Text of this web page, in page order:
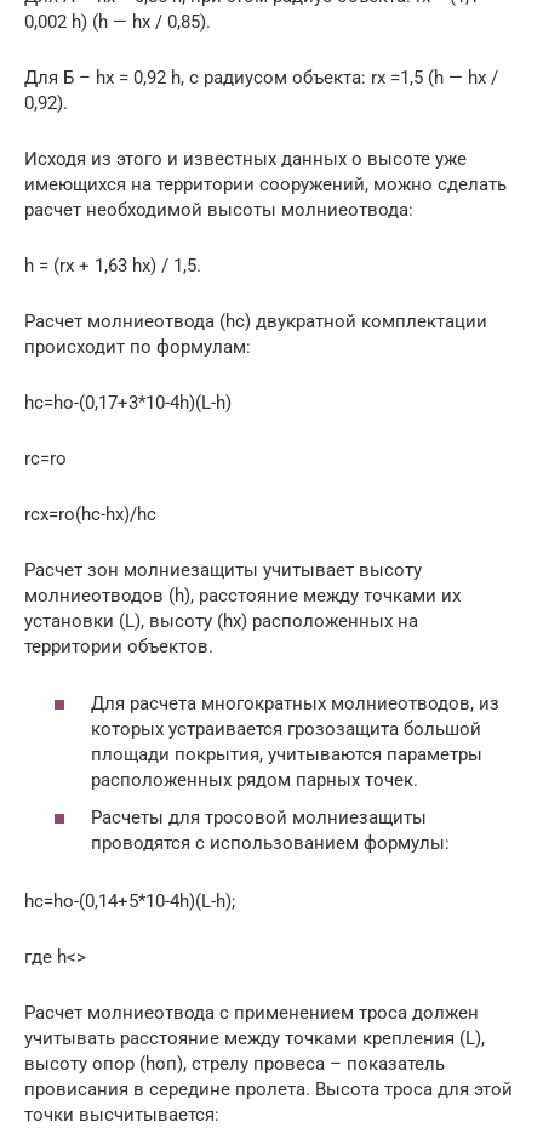
0,002 h) (h — hx / 0,85).
Для Б – hx = 0,92 h, с радиусом объекта: rx =1,5 (h — hx /
0,92).
Исходя из этого и известных данных о высоте уже
имеющихся на территории сооружений, можно сделать
расчет необходимой высоты молниеотвода:
h = (rx + 1,63 hx) / 1,5.
Расчет молниеотвода (hc) двукратной комплектации
происходит по формулам:
hc=ho-(0,17+3*10-4h)(L-h)
rc=ro
rcx=ro(hc-hx)/hc
Расчет зон молниезащиты учитывает высоту
молниеотводов (h), расстояние между точками их
установки (L), высоту (hx) расположенных на
территории объектов.
Для расчета многократных молниеотводов, из
которых устраивается грозозащита большой
площади покрытия, учитываются параметры
расположенных рядом парных точек.
Расчеты для тросовой молниезащиты
проводятся с использованием формулы:
hc=ho-(0,14+5*10-4h)(L-h);
где h<>
Расчет молниеотвода с применением троса должен
учитывать расстояние между точками крепления (L),
высоту опор (hоп), стрелу провеса – показатель
провисания в середине пролета. Высота троса для этой
точки высчитывается: